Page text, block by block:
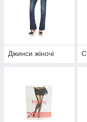
Джинси жіночі